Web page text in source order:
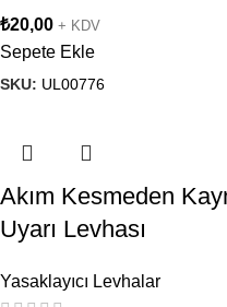
₺20,00 + KDV
Sepete Ekle
SKU: UL00776
Akım Kesmeden
Uyarı Levhası
Yasaklayıcı Levhalar